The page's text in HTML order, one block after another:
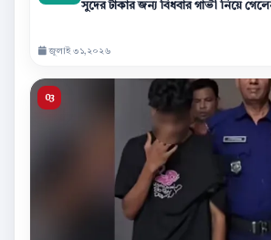
সুদের টাকার জন্য বিধবার গাভী নিয়ে
জুলাই ৩১,২০২৬